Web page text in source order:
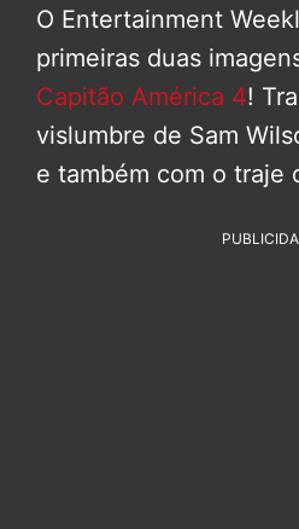
O Entertainment
primeiras duas
Capitão América 4!
vislumbre de Sam
e também com o traje